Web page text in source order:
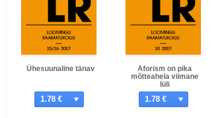
Ühesuunaline tänav
1.78 €
Aforism on pika
mõtteahela viimane
lüli
1.78 €